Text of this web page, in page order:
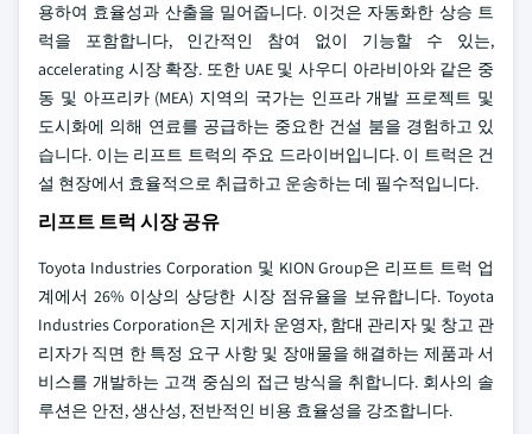
용하여 효율성과 산출을 밀어줍니다. 이것은 자동화한 상승 트
럭을 포함합니다, 인간적인 참여 없이 기능할 수 있는,
accelerating 시장 확장. 또한 UAE 및 사우디 아라비아와 같은 중
동 및 아프리카 (MEA) 지역의 국가는 인프라 개발 프로젝트 및
도시화에 의해 연료를 공급하는 중요한 건설 붐을 경험하고 있
습니다. 이는 리프트 트럭의 주요 드라이버입니다. 이 트럭은 건
설 현장에서 효율적으로 취급하고 운송하는 데 필수적입니다.
리프트 트럭 시장 공유
Toyota Industries Corporation 및 KION Group은 리프트 트럭 업
계에서 26% 이상의 상당한 시장 점유율을 보유합니다. Toyota
Industries Corporation은 지게차 운영자, 함대 관리자 및 창고 관
리자가 직면 한 특정 요구 사항 및 장애물을 해결하는 제품과 서
비스를 개발하는 고객 중심의 접근 방식을 취합니다. 회사의 솔
루션은 안전, 생산성, 전반적인 비용 효율성을 강조합니다.